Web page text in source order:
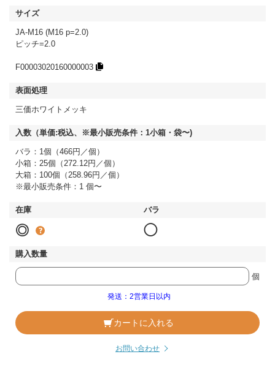
JA-M16 (M16 p=2.0)
ピッチ=2.0
F00003020160000003
三価ホワイトメッキ
バラ：1個（466円／個）
小箱：25個（272.12円／個）
大箱：100個（258.96円／個）
※最小販売条件：1 個〜
◎ ◯
個
発送：2営業日以内
カートに入れる
お問い合わせ